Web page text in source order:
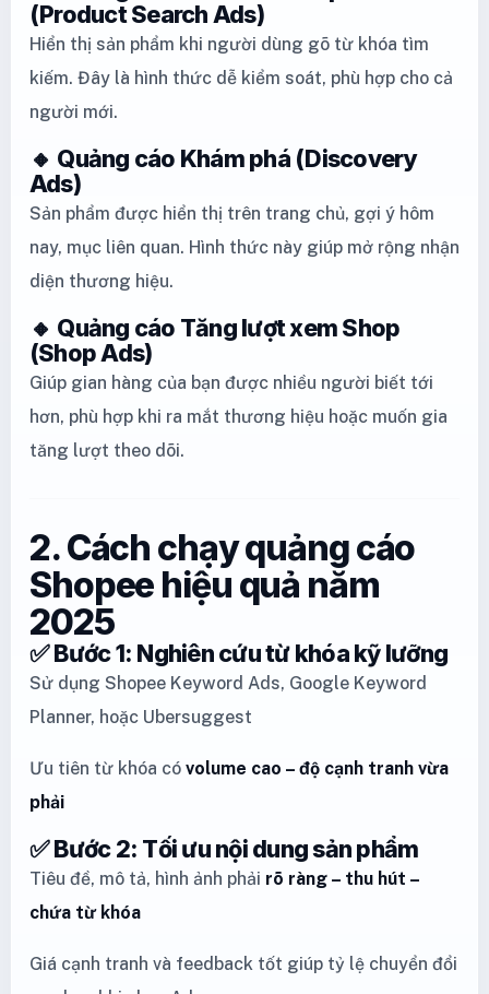
(Product Search Ads)
Hiển thị sản phẩm khi người dùng gõ từ khóa tìm
kiếm. Đây là hình thức dễ kiểm soát, phù hợp cho cả
người mới.
🔸 Quảng cáo Khám phá (Discovery
Ads)
Sản phẩm được hiển thị trên trang chủ, gợi ý hôm
nay, mục liên quan. Hình thức này giúp mở rộng nhận
diện thương hiệu.
🔸 Quảng cáo Tăng lượt xem Shop
(Shop Ads)
Giúp gian hàng của bạn được nhiều người biết tới
hơn, phù hợp khi ra mắt thương hiệu hoặc muốn gia
tăng lượt theo dõi.
2. Cách chạy quảng cáo
Shopee hiệu quả năm
2025
✅ Bước 1: Nghiên cứu từ khóa kỹ lưỡng
Sử dụng Shopee Keyword Ads, Google Keyword
Planner, hoặc Ubersuggest
Ưu tiên từ khóa có volume cao – độ cạnh tranh vừa
phải
✅ Bước 2: Tối ưu nội dung sản phẩm
Tiêu đề, mô tả, hình ảnh phải rõ ràng – thu hút –
chứa từ khóa
Giá cạnh tranh và feedback tốt giúp tỷ lệ chuyển đổi